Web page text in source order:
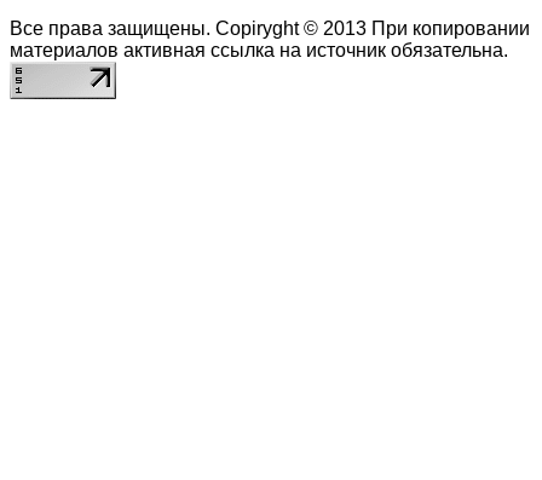
Все права защищены. Copiryght © 2013 При копировании
материалов активная ссылка на источник обязательна.